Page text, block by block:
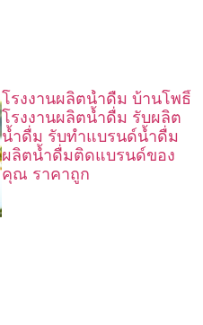
โรงงานผลิตน้ำดื่ม บ้านโพธิ์
โรงงานผลิตน้ำดื่ม รับผลิต
น้ำดื่ม รับทำแบรนด์น้ำดื่ม
ผลิตน้ำดื่มติดแบรนด์ของ
คุณ ราคาถูก